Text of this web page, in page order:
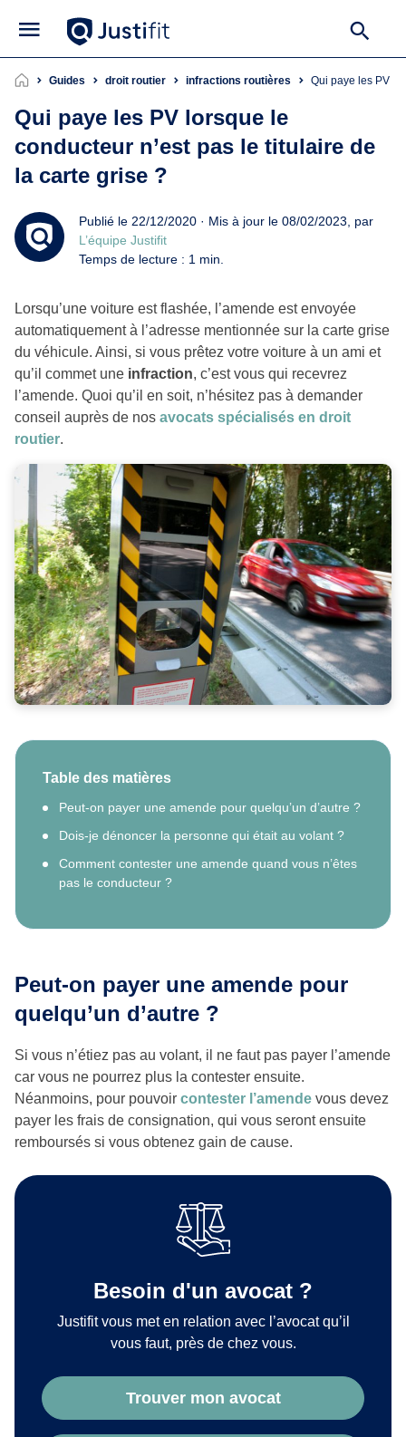
Guides droit routier infractions routières Qui paye les PV
Qui paye les PV lorsque le
conducteur n’est pas le titulaire de
la carte grise ?
Publié le 22/12/2020 · Mis à jour le 08/02/2023, par
L’équipe Justifit
Temps de lecture : 1 min.
Lorsqu’une voiture est flashée, l’amende est envoyée
automatiquement à l’adresse mentionnée sur la carte grise
du véhicule. Ainsi, si vous prêtez votre voiture à un ami et
qu’il commet une infraction, c’est vous qui recevrez
l’amende. Quoi qu’il en soit, n’hésitez pas à demander
conseil auprès de nos avocats spécialisés en droit
routier.
Table des matières
Peut-on payer une amende pour quelqu’un d’autre ?
Dois-je dénoncer la personne qui était au volant ?
Comment contester une amende quand vous n’êtes
pas le conducteur ?
Peut-on payer une amende pour
quelqu’un d’autre ?
Si vous n’étiez pas au volant, il ne faut pas payer l’amende
car vous ne pourrez plus la contester ensuite.
Néanmoins, pour pouvoir contester l’amende vous devez
payer les frais de consignation, qui vous seront ensuite
remboursés si vous obtenez gain de cause.
Besoin d'un avocat ?
Justifit vous met en relation avec l’avocat qu’il
vous faut, près de chez vous.
Trouver mon avocat